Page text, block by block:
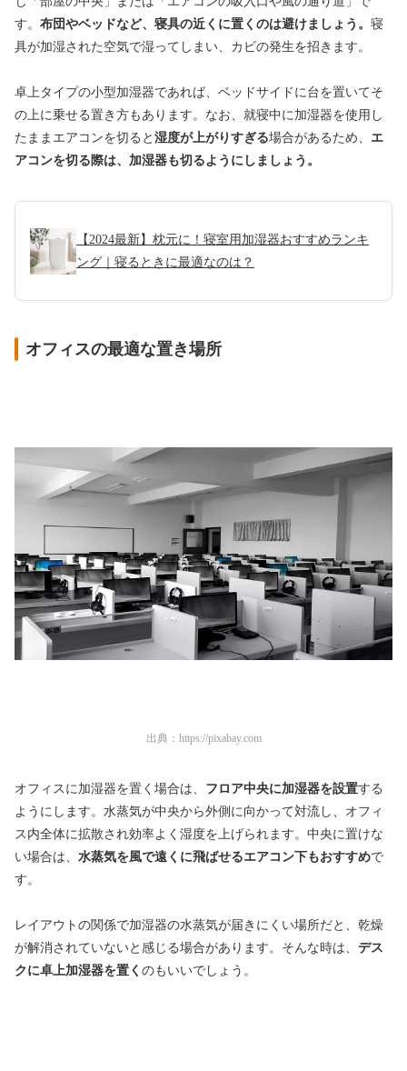
す。 布団やベッドなど、寝具の近くに置くのは避けましょう。 寝
具が加湿された空気で湿ってしまい、カビの発生を招きます。
卓上タイプの小型加湿器であれば、ベッドサイドに台を置いてそ
の上に乗せる置き方もあります。なお、就寝中に加湿器を使用し
たままエアコンを切ると 湿度が上がりすぎる場合があるため、 エ
アコンを切る際は、加湿器も切るようにしましょう。
【2024最新】枕元に！寝室用加湿器おすすめランキ
ング｜寝るときに最適なのは？
オフィスの最適な置き場所
出典： https://pixabay.com
オフィスに加湿器を置く場合は、 フロア中央に加湿器を設置する
ようにします。水蒸気が中央から外側に向かって対流し、オフィ
ス内全体に拡散され効率よく湿度を上げられます。中央に置けな
い場合は、 水蒸気を風で遠くに飛ばせるエアコン下もおすすめで
す。
レイアウトの関係で加湿器の水蒸気が届きにくい場所だと、乾燥
が解消されていないと感じる場合があります。そんな時は、 デス
クに卓上加湿器を置く のもいいでしょう。